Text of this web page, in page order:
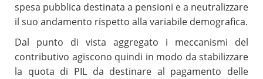
spesa pubblica destinata a pensioni e a neutralizzare
il suo andamento rispetto alla variabile demografica.
Dal punto di vista aggregato i meccanismi del
contributivo agiscono quindi in modo da stabilizzare
la quota di PIL da destinare al pagamento delle